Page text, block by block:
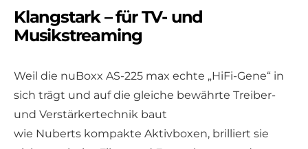
Klangstark – für TV- und
Musikstreaming
Weil die nuBoxx AS-225 max echte „HiFi-Gene“ in
sich trägt und auf die gleiche bewährte Treiber-
und Verstärkertechnik baut
wie Nuberts kompakte Aktivboxen, brilliert sie